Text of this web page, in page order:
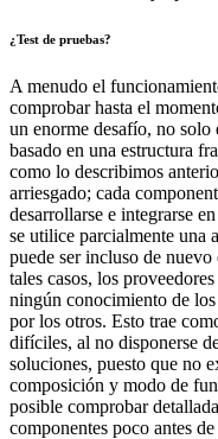
¿Test de pruebas?
A menudo el
comprobar hasta el
un enorme desafío, no
basado en una estructura
como lo describimos
arriesgado; cada
desarrollarse e integrarse
se utilice parcialmente una
puede ser incluso de
tales casos, los
ningún conocimiento de
por los otros. Esto trae
difíciles, al no disponerse
soluciones, puesto que no
composición y modo de
posible comprobar
componentes poco antes